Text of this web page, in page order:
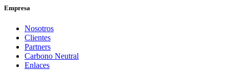
Empresa
Nosotros
Clientes
Partners
Carbono Neutral
Enlaces